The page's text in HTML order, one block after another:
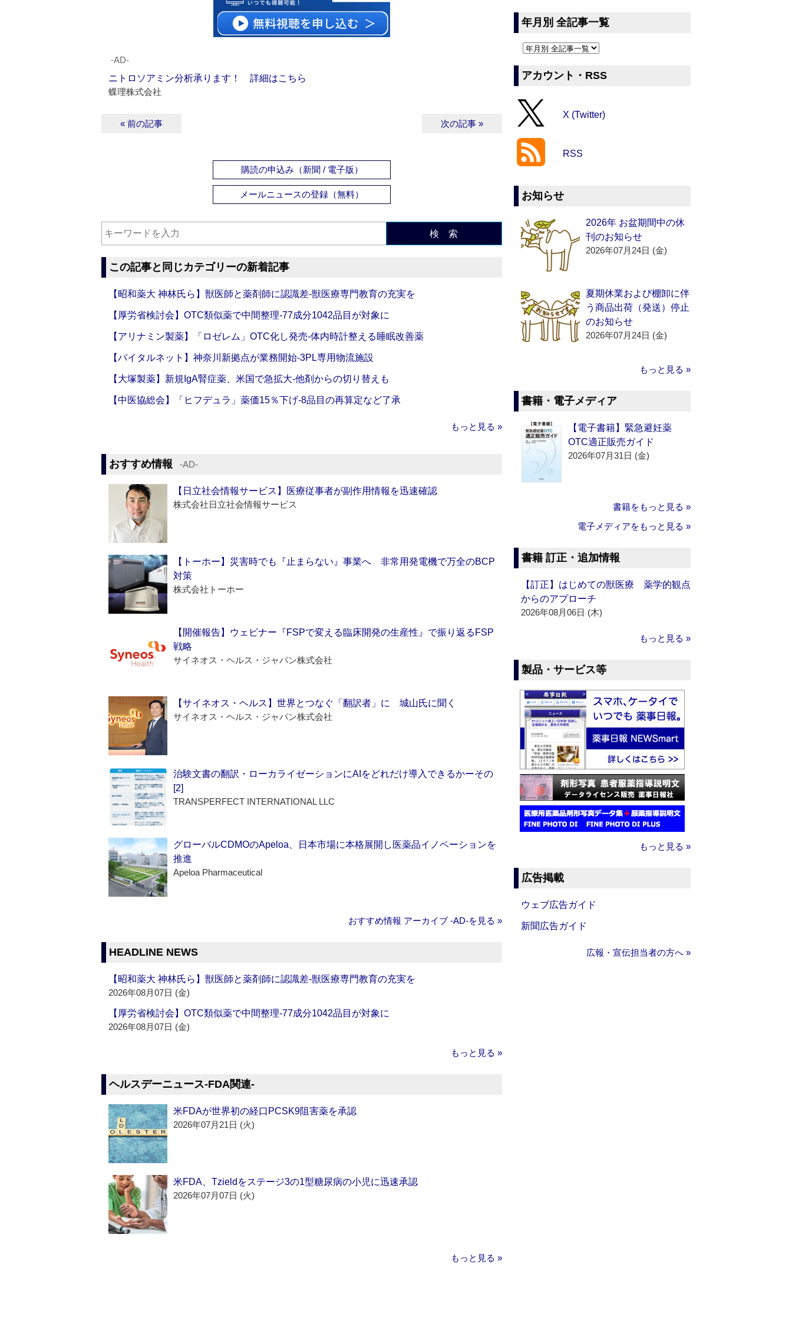
‐AD‐
ニトロソアミン分析承ります！ 詳細はこちら
蝶理株式会社
« 前の記事 次の記事 »
購読の申込み（新聞 / 電子版）
メールニュースの登録（無料）
検 索
この記事と同じカテゴリーの新着記事
【昭和薬大 神林氏ら】獣医師と薬剤師に認識差‐獣医療専門教育の充実を
【厚労省検討会】OTC類似薬で中間整理‐77成分1042品目が対象に
【アリナミン製薬】「ロゼレム」OTC化し発売‐体内時計整える睡眠改善薬
【バイタルネット】神奈川新拠点が業務開始‐3PL専用物流施設
【大塚製薬】新規IgA腎症薬、米国で急拡大‐他剤からの切り替えも
【中医協総会】「ヒフデュラ」薬価15％下げ‐8品目の再算定など了承
もっと見る »
おすすめ情報 ‐AD‐
【日立社会情報サービス】医療従事者が副作用情報を迅速確認
株式会社日立社会情報サービス
【トーホー】災害時でも『止まらない』事業へ 非常用発電機で万全のBCP
対策
株式会社トーホー
【開催報告】ウェビナー『FSPで変える臨床開発の生産性』で振り返るFSP
戦略
サイネオス・ヘルス・ジャパン株式会社
【サイネオス・ヘルス】世界とつなぐ「翻訳者」に 城山氏に聞く
サイネオス・ヘルス・ジャパン株式会社
治験文書の翻訳・ローカライゼーションにAIをどれだけ導入できるかーその
[2]
TRANSPERFECT INTERNATIONAL LLC
グローバルCDMOのApeloa、日本市場に本格展開し医薬品イノベーションを
推進
Apeloa Pharmaceutical
おすすめ情報 アーカイブ ‐AD‐を見る »
HEADLINE NEWS
【昭和薬大 神林氏ら】獣医師と薬剤師に認識差‐獣医療専門教育の充実を
2026年08月07日 (金)
【厚労省検討会】OTC類似薬で中間整理‐77成分1042品目が対象に
2026年08月07日 (金)
もっと見る »
ヘルスデーニュース‐FDA関連‐
米FDAが世界初の経口PCSK9阻害薬を承認
2026年07月21日 (火)
米FDA、Tzieldをステージ3の1型糖尿病の小児に迅速承認
2026年07月07日 (火)
もっと見る »
年月別 全記事一覧
アカウント・RSS
X (Twitter)
RSS
お知らせ
2026年 お盆期間中の休
刊のお知らせ
2026年07月24日 (金)
夏期休業および棚卸に伴
う商品出荷（発送）停止
のお知らせ
2026年07月24日 (金)
もっと見る »
書籍・電子メディア
【電子書籍】緊急避妊薬
OTC適正販売ガイド
2026年07月31日 (金)
書籍をもっと見る »
電子メディアをもっと見る »
書籍 訂正・追加情報
【訂正】はじめての獣医療 薬学的観点
からのアプローチ
2026年08月06日 (木)
もっと見る »
製品・サービス等
もっと見る »
広告掲載
ウェブ広告ガイド
新聞広告ガイド
広報・宣伝担当者の方へ »